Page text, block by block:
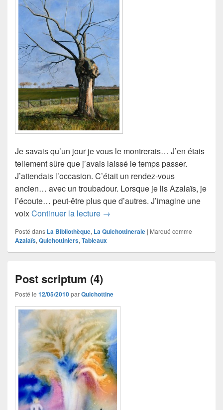
Je savais qu’un jour je vous le montrerais… J’en étais
tellement sûre que j’avais laissé le temps passer.
J’attendais l’occasion. C’était un rendez-vous
ancien… avec un troubadour. Lorsque je lis Azalaïs, je
l’écoute… peut-être plus que d’autres. J’imagine une
voixContinuer la lecture Le quichottinier d’Azalaïs
→
Posté dans La Bibliothèque, La Quichottineraie | Marqué comme
Azalaïs, Quichottiniers, Tableaux
Post scriptum (4)
Posté le 12/05/2010parQuichottine